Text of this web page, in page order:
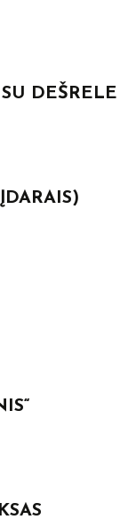
DEŠRELE